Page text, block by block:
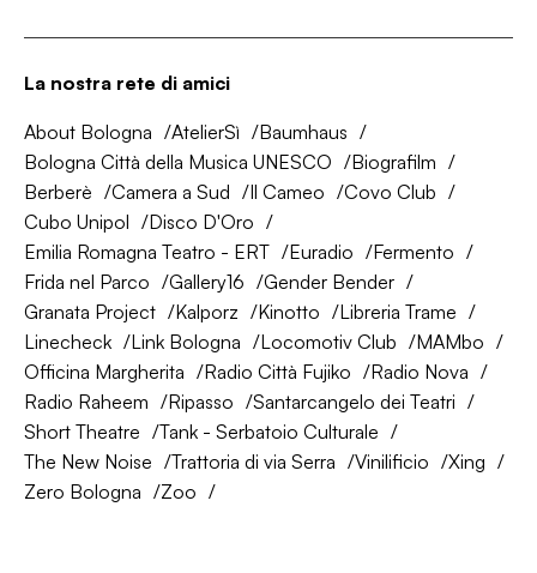
La nostra rete di amici
About Bologna AtelierSì
Baumhaus
Bologna Città della Musica UNESCO
Biografilm
Berberè
Camera a Sud Il Cameo
Covo Club
Cubo Unipol
Disco D'Oro
Emilia Romagna Teatro - ERT
Euradio
Fermento
Frida nel Parco
Gallery16
Gender Bender
Granata Project
Kalporz Kinotto
Libreria Trame
Linecheck
Link Bologna Locomotiv Club
MAMbo
Officina Margherita
Radio Città Fujiko
Radio Nova
Radio Raheem
Ripasso
Santarcangelo dei Teatri
Short Theatre
Tank - Serbatoio Culturale
The New Noise
Trattoria di via Serra Vinilificio
Xing
Zero Bologna
Zoo